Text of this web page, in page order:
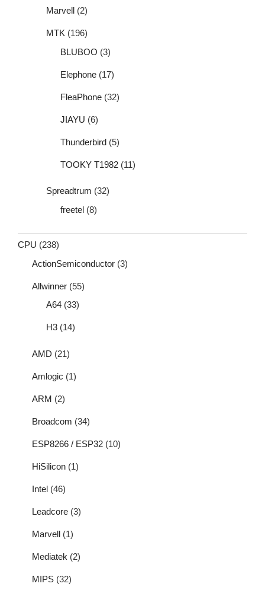
Marvell (2)
MTK (196)
BLUBOO (3)
Elephone (17)
FleaPhone (32)
JIAYU (6)
Thunderbird (5)
TOOKY T1982 (11)
Spreadtrum (32)
freetel (8)
CPU (238)
ActionSemiconductor (3)
Allwinner (55)
A64 (33)
H3 (14)
AMD (21)
Amlogic (1)
ARM (2)
Broadcom (34)
ESP8266 / ESP32 (10)
HiSilicon (1)
Intel (46)
Leadcore (3)
Marvell (1)
Mediatek (2)
MIPS (32)